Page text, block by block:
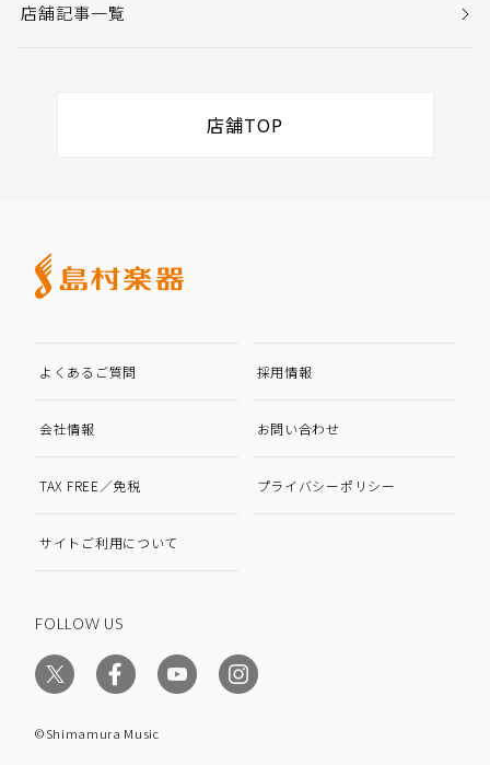
店舗記事一覧
店舗TOP
よくあるご質問 採用情報
会社情報 お問い合わせ
TAX FREE／免税 プライバシーポリシー
サイトご利用について
FOLLOW US
©Shimamura Music